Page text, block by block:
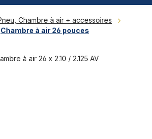
Chambre à air + accessoires
Chambre à air 26 pouces